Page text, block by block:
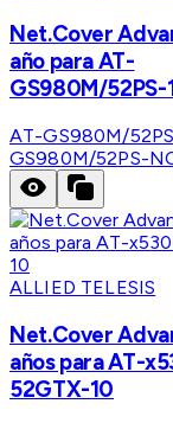
Net.Cover
año para AT-
GS980M/52PS-
AT-GS980M/
GS980M/52PS-
ALLIED TELESIS
Net.Cover
años para AT-
52GTX-10